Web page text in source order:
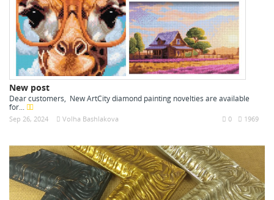
New post
Dear customers, New ArtCity diamond painting novelties are available
for...
Sep 26, 2024 Volha Bashlakova 1969
0